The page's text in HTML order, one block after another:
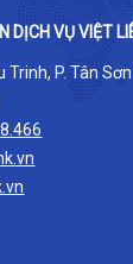
DỊCH VỤ VIỆT
P. Tân